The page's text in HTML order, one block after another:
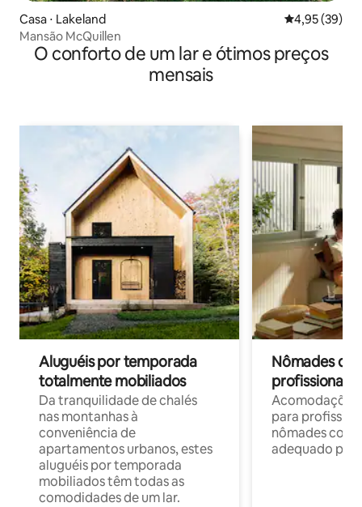
Casa ⋅ Lakeland 4,95 de uma
4,95 (39)
Mansão McQuillen
O conforto de um lar e ótimos preços
mensais
Aluguéis por temporada
totalmente mobiliados
Da tranquilidade de chalés
nas montanhas à
conveniência de
apartamentos urbanos, estes
aluguéis por temporada
mobiliados têm todas as
comodidades de um lar.
Nômades
profissionais
para
nômades com
adequado